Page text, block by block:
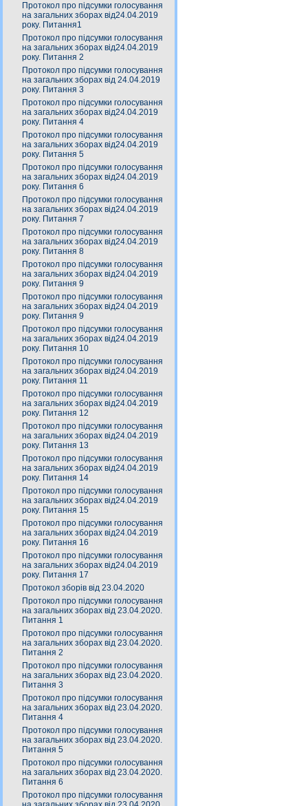
Протокол про підсумки голосування
на загальних зборах від24.04.2019
року. Питання1
Протокол про підсумки голосування
на загальних зборах від24.04.2019
року. Питання 2
Протокол про підсумки голосування
на загальних зборах від 24.04.2019
року. Питання 3
Протокол про підсумки голосування
на загальних зборах від24.04.2019
року. Питання 4
Протокол про підсумки голосування
на загальних зборах від24.04.2019
року. Питання 5
Протокол про підсумки голосування
на загальних зборах від24.04.2019
року. Питання 6
Протокол про підсумки голосування
на загальних зборах від24.04.2019
року. Питання 7
Протокол про підсумки голосування
на загальних зборах від24.04.2019
року. Питання 8
Протокол про підсумки голосування
на загальних зборах від24.04.2019
року. Питання 9
Протокол про підсумки голосування
на загальних зборах від24.04.2019
року. Питання 9
Протокол про підсумки голосування
на загальних зборах від24.04.2019
року. Питання 10
Протокол про підсумки голосування
на загальних зборах від24.04.2019
року. Питання 11
Протокол про підсумки голосування
на загальних зборах від24.04.2019
року. Питання 12
Протокол про підсумки голосування
на загальних зборах від24.04.2019
року. Питання 13
Протокол про підсумки голосування
на загальних зборах від24.04.2019
року. Питання 14
Протокол про підсумки голосування
на загальних зборах від24.04.2019
року. Питання 15
Протокол про підсумки голосування
на загальних зборах від24.04.2019
року. Питання 16
Протокол про підсумки голосування
на загальних зборах від24.04.2019
року. Питання 17
Протокол зборів від 23.04.2020
Протокол про підсумки голосування
на загальних зборах від 23.04.2020.
Питання 1
Протокол про підсумки голосування
на загальних зборах від 23.04.2020.
Питання 2
Протокол про підсумки голосування
на загальних зборах від 23.04.2020.
Питання 3
Протокол про підсумки голосування
на загальних зборах від 23.04.2020.
Питання 4
Протокол про підсумки голосування
на загальних зборах від 23.04.2020.
Питання 5
Протокол про підсумки голосування
на загальних зборах від 23.04.2020.
Питання 6
Протокол про підсумки голосування